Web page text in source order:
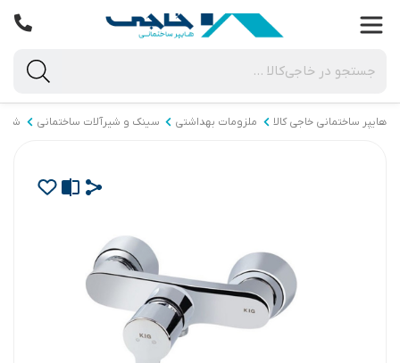
هایپر ساختمانی خاجی‌ کالا ملزومات بهداشتی سینک و شیرآلات ساختمانی